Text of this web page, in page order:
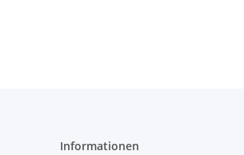
Informationen